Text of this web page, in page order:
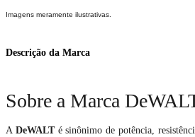
Imagens meramente ilustrativas.
Descrição da Marca
Sobre a Marca
A DeWALTé sinônimo de potência,